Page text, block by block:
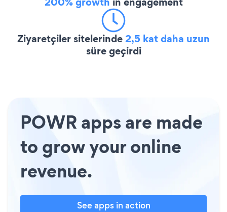
Ziyaretçiler sitelerinde2,5 kat daha uzun
süre geçirdi
POWR apps are made
to grow your online
revenue.
See apps in action